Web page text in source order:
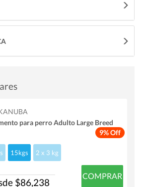
9% Off
para perro Adulto Large Breed
15kgs 2 x 3 kg
$86,238
COMPRAR